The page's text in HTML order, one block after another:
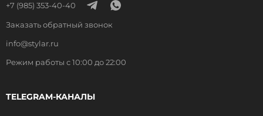
+7 (985) 353-40-40
Заказать обратный звонок
info@stylar.ru
Режим работы с 10:00 до 22:00
TELEGRAM-КАНАЛЫ